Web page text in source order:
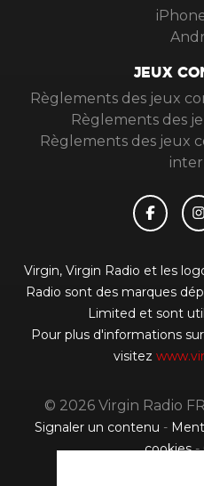
JEUX
Règlements des jeux
Règlements des
Règlements des jeux
Virgin, Virgin Radio et les
Radio sont des marques
Limited et sont
Pour plus d'informations
visitez
© 2026 Virgin Radio
Signaler un contenu -
cookies-